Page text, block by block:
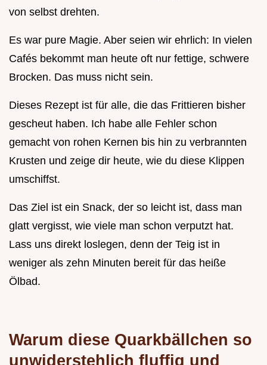
von selbst drehten.
Es war pure Magie. Aber seien wir ehrlich: In vielen
Cafés bekommt man heute oft nur fettige, schwere
Brocken. Das muss nicht sein.
Dieses Rezept ist für alle, die das Frittieren bisher
gescheut haben. Ich habe alle Fehler schon
gemacht von rohen Kernen bis hin zu verbrannten
Krusten und zeige dir heute, wie du diese Klippen
umschiffst.
Das Ziel ist ein Snack, der so leicht ist, dass man
glatt vergisst, wie viele man schon verputzt hat.
Lass uns direkt loslegen, denn der Teig ist in
weniger als zehn Minuten bereit für das heiße
Ölbad.
Warum diese Quarkbällchen so
unwiderstehlich fluffig und